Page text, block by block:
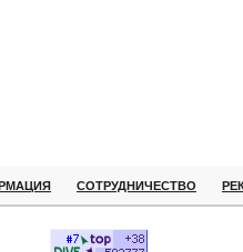
СОТРУДНИЧЕСТВО